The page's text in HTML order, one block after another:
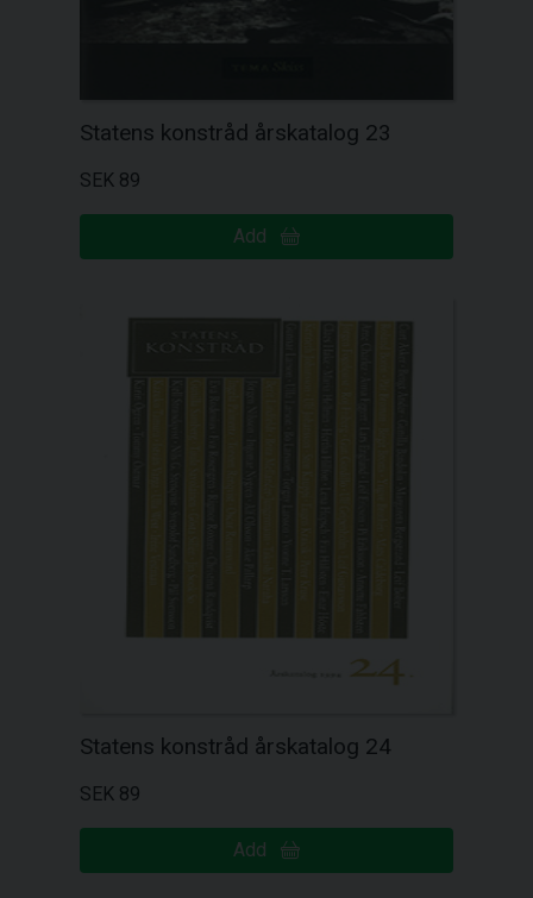
Statens konstråd årskatalog 23
SEK 89
Add
Statens konstråd årskatalog 24
SEK 89
Add